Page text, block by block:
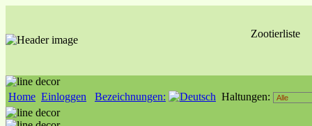
Zootierliste
Home Einloggen Bezeichnungen: Haltungen: